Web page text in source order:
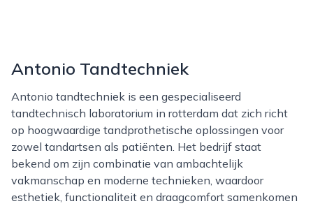
Antonio Tandtechniek
Antonio tandtechniek is een gespecialiseerd
tandtechnisch laboratorium in rotterdam dat zich richt
op hoogwaardige tandprothetische oplossingen voor
zowel tandartsen als patiënten. Het bedrijf staat
bekend om zijn combinatie van ambachtelijk
vakmanschap en moderne technieken, waardoor
esthetiek, functionaliteit en draagcomfort samenkomen